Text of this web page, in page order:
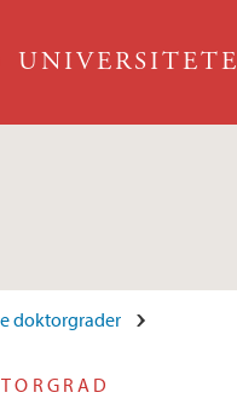
doktorgrader